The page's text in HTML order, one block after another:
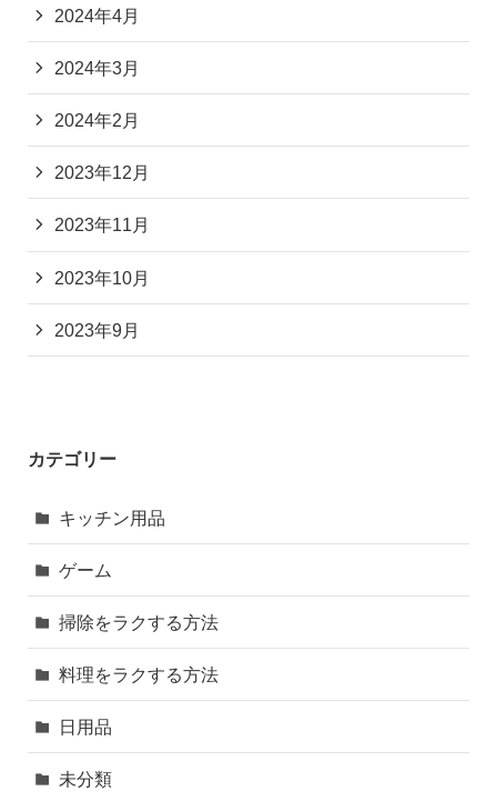
2024年4月
2024年3月
2024年2月
2023年12月
2023年11月
2023年10月
2023年9月
カテゴリー
キッチン用品
ゲーム
掃除をラクする方法
料理をラクする方法
日用品
未分類